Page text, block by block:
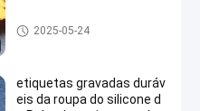
Cabo da corda da tração
2025-05-24
etiquetas gravadas duráv
eis da roupa do silicone d